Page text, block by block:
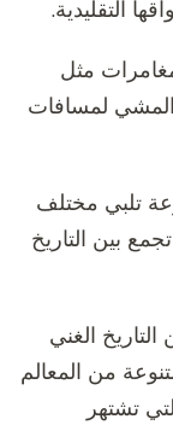
التقليدية.
مثل
لمسافات
تلبي مختلف
بين التاريخ
الغني
من المعالم
تشتهر